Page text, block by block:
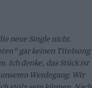
neue Single nicht.
gar keinen Titelsong
Ich denke, das Stück ist
Werdegang. Wir